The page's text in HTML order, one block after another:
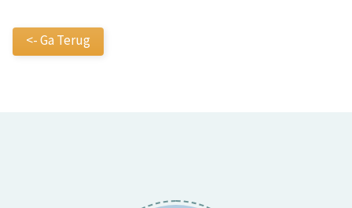
<- Ga Terug